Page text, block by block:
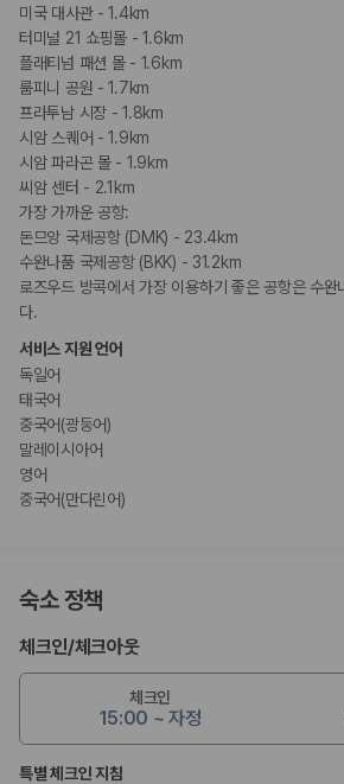
미국 대사관 - 1.4km
터미널 21 쇼핑몰 - 1.6km
플래티넘 패션 몰 - 1.6km
룸피니 공원 - 1.7km
프라투남 시장 - 1.8km
시암 스퀘어 - 1.9km
시암 파라곤 몰 - 1.9km
씨암 센터 - 2.1km
가장 가까운 공항:
돈므앙 국제공항 (DMK) - 23.4km
수완나품 국제공항 (BKK) - 31.2km
로즈우드 방콕에서 가장 이용하기 좋은 공항은 수완
다.
서비스 지원 언어
독일어
태국어
중국어(광둥어)
말레이시아어
영어
중국어(만다린어)
숙소 정책
체크인/체크아웃
체크인
15:00 ~ 자정
특별 체크인 지침